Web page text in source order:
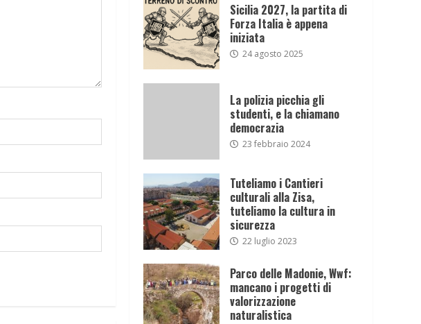
Sicilia 2027, la partita di
Forza Italia è appena
iniziata
24 agosto 2025
La polizia picchia gli
studenti, e la chiamano
democrazia
23 febbraio 2024
Tuteliamo i Cantieri
culturali alla Zisa,
tuteliamo la cultura in
sicurezza
22 luglio 2023
Parco delle Madonie, Wwf:
mancano i progetti di
valorizzazione
naturalistica